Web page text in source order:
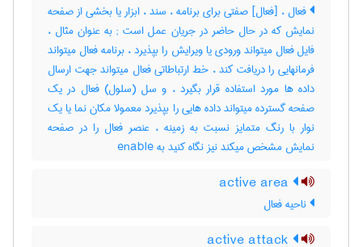
فعال ، [فعال] صفتی برای برنامه ، سند ، ابزار یا بخشی از صفحه
نمایش که در حال حاضر در جریان عمل است‎ ; به عنوان مثال ،
فایل فعال میتواند ورودی یا ویرایش را بپذیرد ، برنامه فعال میتواند
فرمانهایی را دریافت کند ، خط ارتباطاتی فعال میتواند جهت ارسال
داده ها مورد استفاده قرار بگیرد ، و سل (سلول) فعال در یک
صفحه گسترده میتواند داده هایی را بپذیرد معمولا مکان نما یا یک
نوار با رنگ متمایز نسبت به زمینه ، عنصر فعال را در صفحه
نمایش مشخص میکند نیز نگاه کنید به ‎ enable
ناحیه فعال